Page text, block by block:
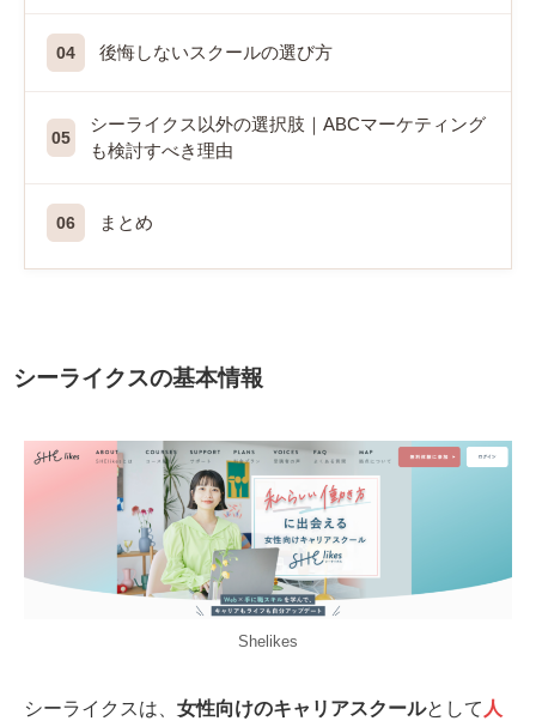
後悔しないスクールの選び方
シーライクス以外の選択肢｜ABCマーケティング
も検討すべき理由
まとめ
シーライクスの基本情報
Shelikes
シーライクスは、 女性向けのキャリアスクールとして 人